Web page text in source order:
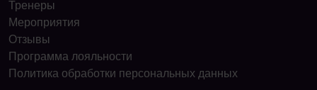
Тренеры
Мероприятия
Отзывы
Программа лояльности
Политика обработки персональных данных